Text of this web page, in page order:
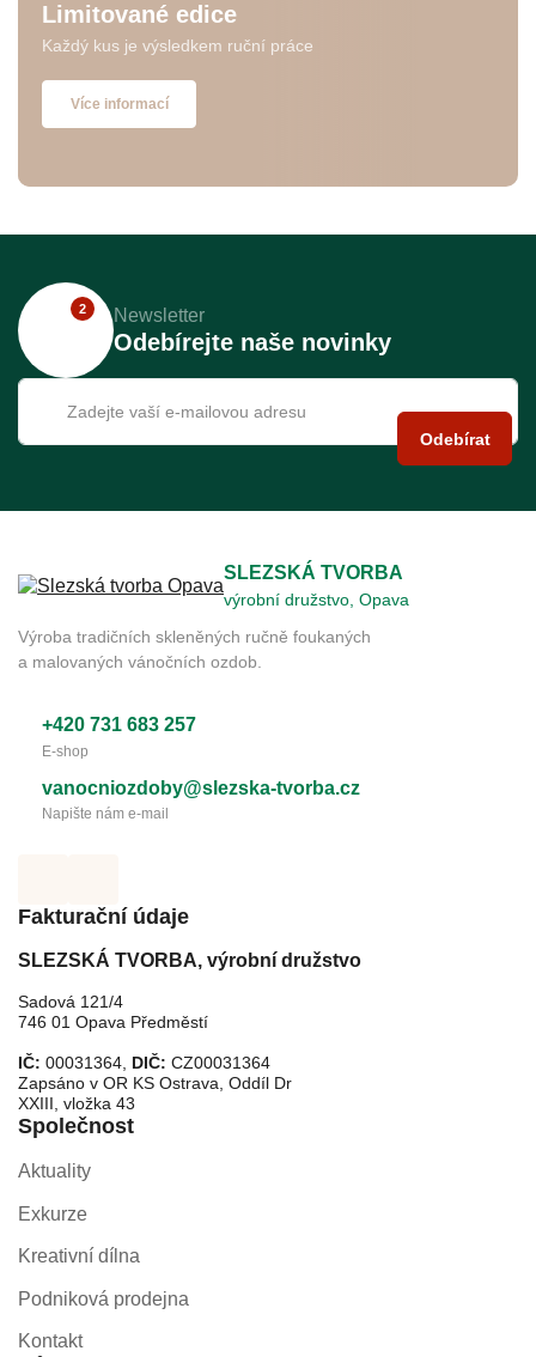
Limitované edice
Každý kus je výsledkem ruční práce
Více informací
2 Newsletter
Odebírejte naše novinky
Odebírat
SLEZSKÁ TVORBA
výrobní družstvo, Opava
Výroba tradičních skleněných ručně foukaných
a malovaných vánočních ozdob.
+420 731 683 257
E-shop
vanocniozdoby@slezska-tvorba.cz
Napište nám e-mail
Fakturační údaje
SLEZSKÁ TVORBA, výrobní družstvo
Sadová 121/4
746 01 Opava Předměstí
IČ: 00031364, DIČ: CZ00031364
Zapsáno v OR KS Ostrava, Oddíl Dr
XXIII, vložka 43
Společnost
Aktuality
Exkurze
Kreativní dílna
Podniková prodejna
Kontakt